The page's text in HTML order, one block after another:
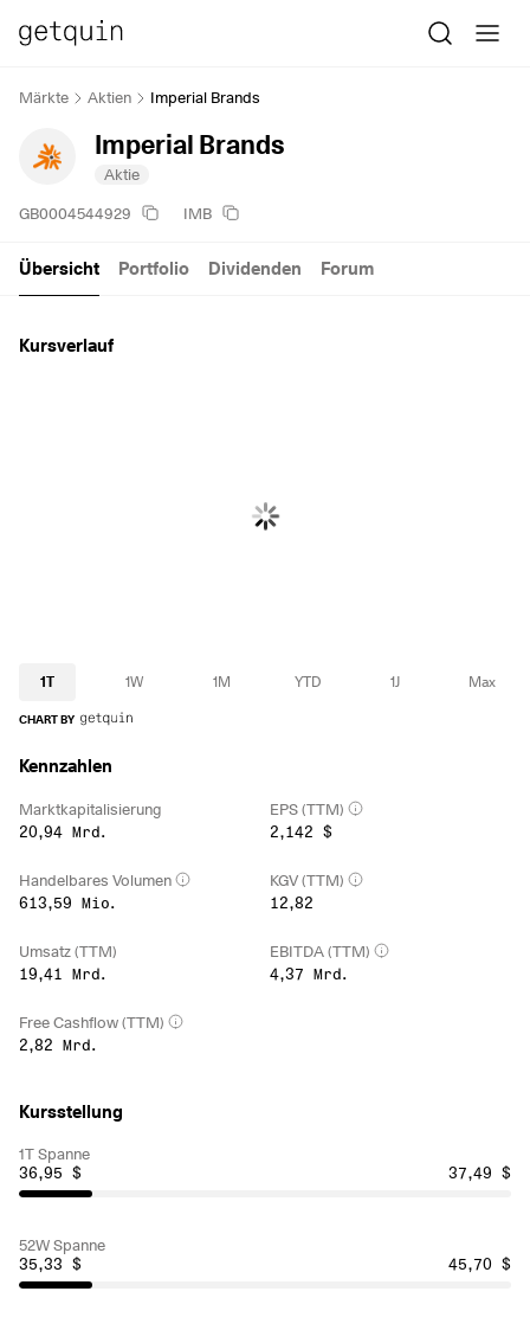
Märkte Aktien Imperial Brands
Imperial Brands
Aktie
GB0004544929 IMB
Übersicht Portfolio Dividenden Forum
Kursverlauf
1T 1W 1M YTD 1J Max
CHART BY
Kennzahlen
Marktkapitalisierung
20,94 Mrd.
EPS (TTM)
2,142 $
Handelbares Volumen
613,59 Mio.
KGV (TTM)
12,82
Umsatz (TTM)
19,41 Mrd.
EBITDA (TTM)
4,37 Mrd.
Free Cashflow (TTM)
2,82 Mrd.
Kursstellung
1T Spanne
36,95 $
37,49 $
52W Spanne
35,33 $
45,70 $